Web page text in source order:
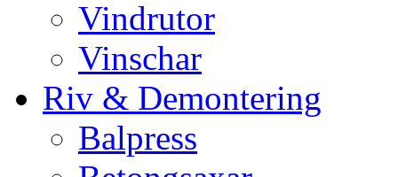
Vindrutor
Vinschar
Riv & Demontering
Balpress